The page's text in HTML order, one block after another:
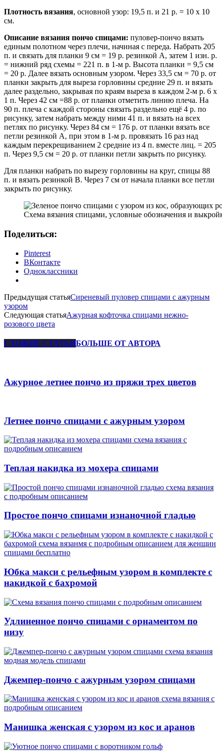
Плотность вязания, основной узор: 19,5 п. и 21 р. = 10 х 10
см.
Описание вязания пончо спицами: пуловер-пончо вязать
единым полотном через плечи, начиная с переда. Набрать 205
п. и связать для планки 9 см = 19 р. резинкой А, затем 1 изн. р.
= нижний ряд схемы = 221 п. в 1-м р. Высота планки = 9,5 см
= 20 р. Далее вязать основным узором. Через 33,5 см = 70 р. от
планки закрыть для выреза горловины средние 29 п. и вязать
далее раздельно, закрывая по краям выреза в каждом 2-м р. 6 х
1 п. Через 42 см =88 р. от планки отметить линию плеча. На
90 п. плеча с каждой стороны связать раздельно ещё 4 р. по
рисунку, затем набрать между ними 41 п. и вязать на всех
петлях по рисунку. Через 84 см = 176 р. от планки вязать все
петли резинкой А, при этом в 1-м р. провязать 16 раз над
каждым перекрещиванием 2 средние из 4 п. вместе лиц. = 205
п. Через 9,5 см = 20 р. от планки петли закрыть по рисунку.
Для планки набрать по вырезу горловины на круг, спицы 88
п. и вязать резинкой В. Через 7 см от начала планки все петли
закрыть по рисунку.
Схема вязания спицами, условные обозначения и
Поделиться:
Pinterest
ВКонтакте
Одноклассники
Предыдущая статьяСиреневый пуловер спицами с ажурным
узором
Следующая статьяАжурная кофточка спицами нежно-
розового цвета
СХОЖИЕ СТАТЬИБОЛЬШЕ ОТ АВТОРА
Ажурное летнее пончо из пряжи трех цветов
Летнее пончо спицами с ажурным узором
Теплая накидка из мохера спицами
Простое пончо спицами изнаночной гладью
Юбка макси с рельефным узором в комплекте с
накидкой с бахромой
Удлиненное пончо спицами с орнаментом по
низу
Джемпер-пончо с ажурным узором спицами
Манишка женская с узором из кос и аранов